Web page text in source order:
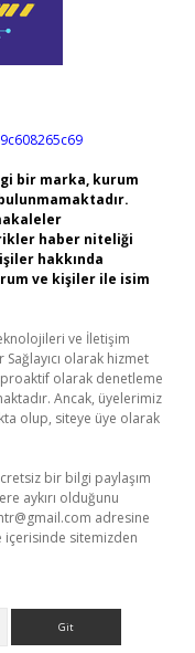
bir marka, kurum
haber niteliği
hakkında
ve kişiler ile isim
ve İletişim
olarak hizmet
olarak denetleme
Ancak, üyelerimiz
olup, siteye üye olarak
bir bilgi paylaşım
aykırı olduğunu
adresine
sitemizden